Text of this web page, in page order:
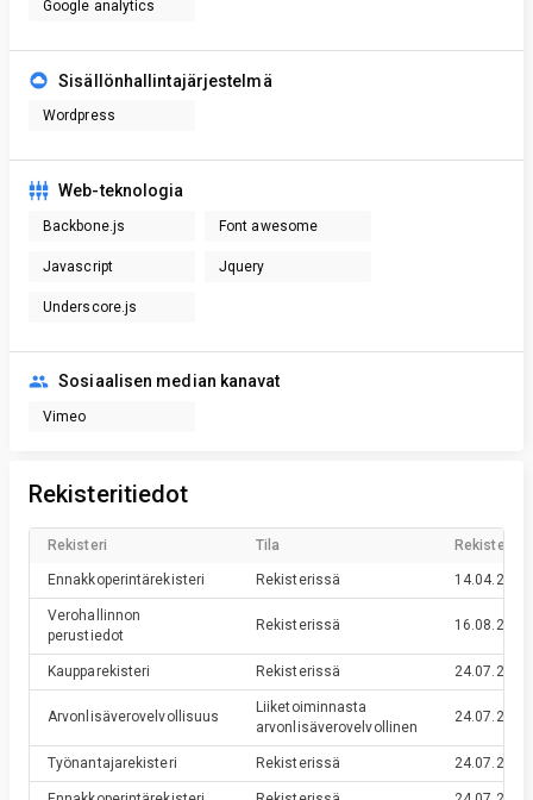
Google analytics
Sisällönhallintajärjestelmä
Wordpress
Web-teknologia
Backbone.js Font awesome
Javascript Jquery
Underscore.js
Sosiaalisen median kanavat
Vimeo
Rekisteritiedot
Rekisteri Tila
Ennakkoperintärekisteri Rekisterissä 14.04.2015
Verohallinnon
perustiedot
Rekisterissä 16.08.2012
Kaupparekisteri Rekisterissä 24.07.2012
Arvonlisäverovelvollisuus
Liiketoiminnasta
arvonlisäverovelvollinen
24.07.2012
Työnantajarekisteri Rekisterissä 24.07.2012